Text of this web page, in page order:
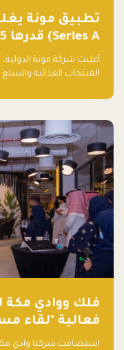
Series A) قدرها 5 ملايين ريال
أعلنت شركة مونة
المنتجات الغذائية
دولار أمريكي)، بقيادة
فلك ووادي مكة
فعالية "لقاء
في المنطقة"
استضافت شركتا وادي مكة